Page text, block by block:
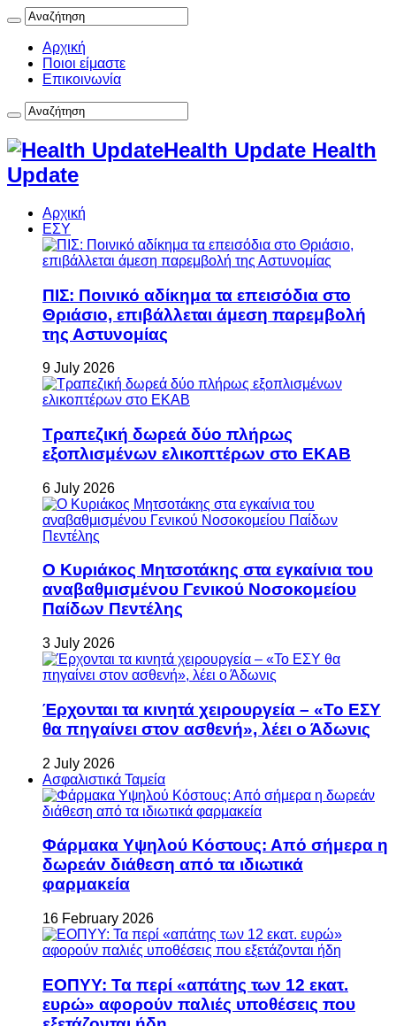
Αρχική
Ποιοι είμαστε
Επικοινωνία
Health Update Health
Update
Αρχική
ΕΣΥ
ΠΙΣ: Ποινικό αδίκημα τα επεισόδια στο
Θριάσιο, επιβάλλεται άμεση παρεμβολή
της Αστυνομίας
9 July 2026
Τραπεζική δωρεά δύο πλήρως
εξοπλισμένων ελικοπτέρων στο ΕΚΑΒ
6 July 2026
Ο Κυριάκος Μητσοτάκης στα εγκαίνια του
αναβαθμισμένου Γενικού Νοσοκομείου
Παίδων Πεντέλης
3 July 2026
Έρχονται τα κινητά χειρουργεία – «Το ΕΣΥ
θα πηγαίνει στον ασθενή», λέει ο Άδωνις
2 July 2026
Ασφαλιστικά Ταμεία
Φάρμακα Υψηλού Κόστους: Από σήμερα η
δωρεάν διάθεση από τα ιδιωτικά
φαρμακεία
16 February 2026
ΕΟΠΥΥ: Τα περί «απάτης των 12 εκατ.
ευρώ» αφορούν παλιές υποθέσεις που